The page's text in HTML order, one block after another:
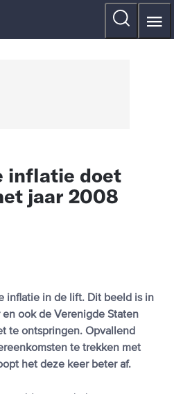
inflatie doet
jaar 2008
inflatie in de lift. Dit beeld is in
ook de Verenigde Staten
te ontspringen. Opvallend
te trekken met
het deze keer beter af.